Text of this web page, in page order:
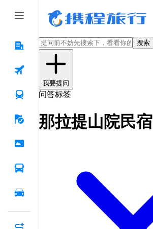
搜索
我要提问
问答标签
那拉提山院民宿